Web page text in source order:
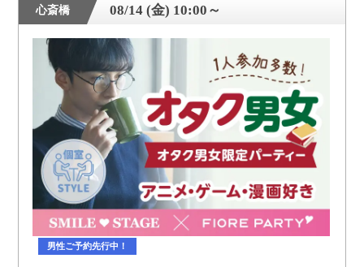
心斎橋 08/14 (金) 10:00～
男性ご予約先行中！